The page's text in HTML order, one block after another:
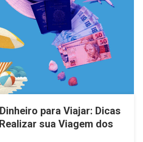
para Viajar: Dicas
sua Viagem dos